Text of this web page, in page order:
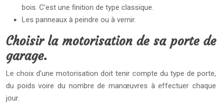
bois. C’est une finition de type classique.
Les panneaux à peindre ou à vernir.
Choisir la motorisation de sa porte de
garage.
Le choix d’une motorisation doit tenir compte du type de porte,
du poids voire du nombre de manœuvres à effectuer chaque
jour.